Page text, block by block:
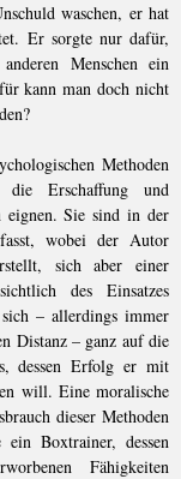
waschen, er hat
Er sorgte nur dafür,
Menschen ein
kann man doch nicht
Methoden
Erschaffung und
eignen. Sie sind in der
wobei der Autor
sich aber einer
des Einsatzes
– allerdings immer
Distanz – ganz auf die
dessen Erfolg er mit
will. Eine moralische
dieser Methoden
Boxtrainer, dessen
Fähigkeiten